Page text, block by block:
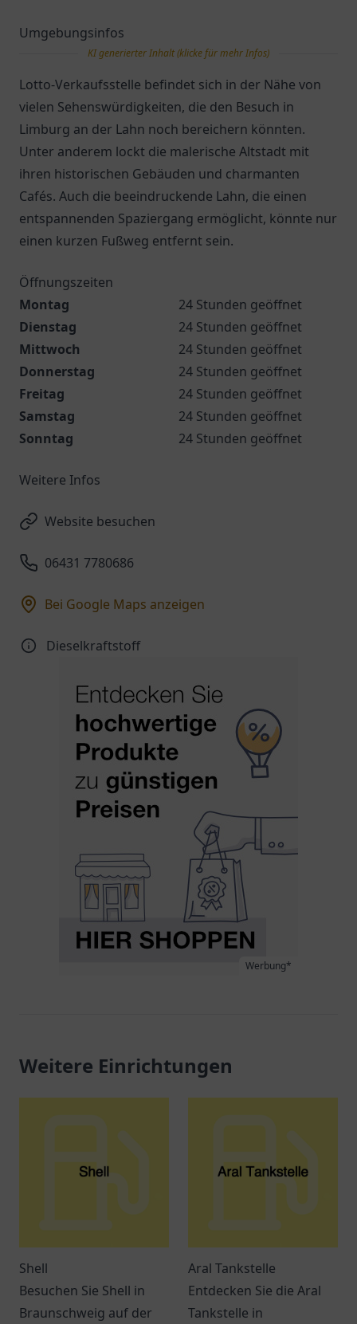
Umgebungsinfos
KI generierter Inhalt (klicke für mehr Infos)
Lotto-Verkaufsstelle befindet sich in der Nähe von
vielen Sehenswürdigkeiten, die den Besuch in
Limburg an der Lahn noch bereichern könnten.
Unter anderem lockt die malerische Altstadt mit
ihren historischen Gebäuden und charmanten
Cafés. Auch die beeindruckende Lahn, die einen
entspannenden Spaziergang ermöglicht, könnte nur
einen kurzen Fußweg entfernt sein.
Öffnungszeiten
Montag
24 Stunden geöffnet
Dienstag
24 Stunden geöffnet
Mittwoch
24 Stunden geöffnet
Donnerstag
24 Stunden geöffnet
Freitag
24 Stunden geöffnet
Samstag
24 Stunden geöffnet
Sonntag
24 Stunden geöffnet
Weitere Infos
Website besuchen
06431 7780686
Bei Google Maps anzeigen
Dieselkraftstoff
Werbung*
Weitere Einrichtungen
Shell
Besuchen Sie Shell in
Braunschweig auf der
Aral Tankstelle
Entdecken Sie die Aral
Tankstelle in